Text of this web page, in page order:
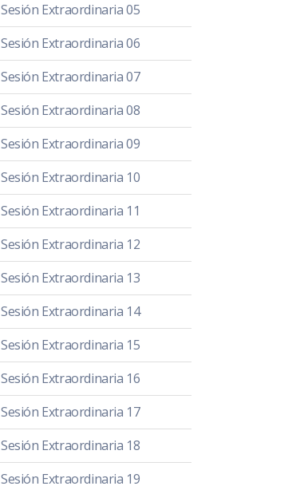
Sesión Extraordinaria 05
Sesión Extraordinaria 06
Sesión Extraordinaria 07
Sesión Extraordinaria 08
Sesión Extraordinaria 09
Sesión Extraordinaria 10
Sesión Extraordinaria 11
Sesión Extraordinaria 12
Sesión Extraordinaria 13
Sesión Extraordinaria 14
Sesión Extraordinaria 15
Sesión Extraordinaria 16
Sesión Extraordinaria 17
Sesión Extraordinaria 18
Sesión Extraordinaria 19